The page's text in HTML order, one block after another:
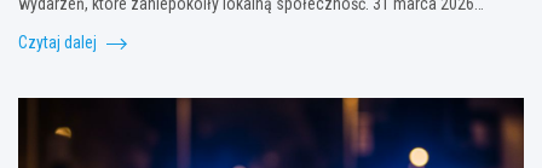
Czytaj dalej